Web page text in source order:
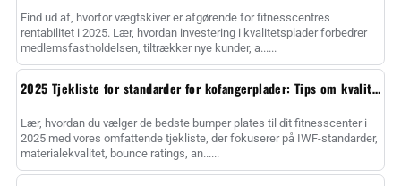
Find ud af, hvorfor vægtskiver er afgørende for fitnesscentres
rentabilitet i 2025. Lær, hvordan investering i kvalitetsplader forbedrer
medlemsfastholdelsen, tiltrækker nye kunder, a......
2025 Tjekliste for standarder for kofangerplader: Tips om kvalitet
Lær, hvordan du vælger de bedste bumper plates til dit fitnesscenter i
2025 med vores omfattende tjekliste, der fokuserer på IWF-standarder,
materialekvalitet, bounce ratings, an......